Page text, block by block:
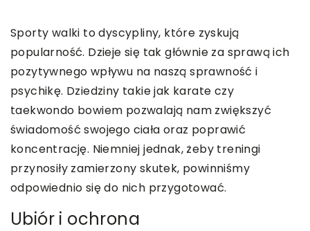
Sporty walki to dyscypliny, które zyskują
popularność. Dzieje się tak głównie za sprawą ich
pozytywnego wpływu na naszą sprawność i
psychikę. Dziedziny takie jak karate czy
taekwondo bowiem pozwalają nam zwiększyć
świadomość swojego ciała oraz poprawić
koncentrację. Niemniej jednak, żeby treningi
przynosiły zamierzony skutek, powinniśmy
odpowiednio się do nich przygotować.
Ubiór i ochrona